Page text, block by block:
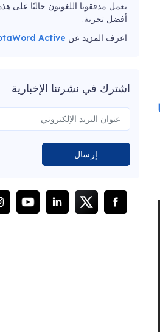
يعمل مدققونا اللغويون حاليًا على
أفضل تجربة.
اعرف المزيد عن Active
اشترك في نشرتنا الإخبارية
إرسال